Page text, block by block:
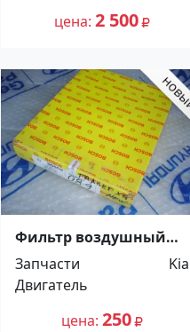
цена 2 500
Фильтр воздушный
Kia Magentis
Краснодар
Запчасти
Kia
Двигатель
цена 250